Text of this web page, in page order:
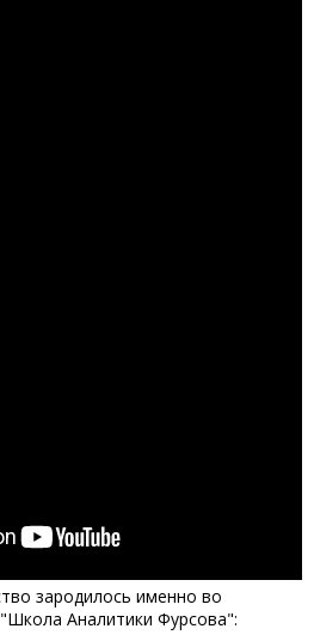
зародилось именно во
Аналитики Фурсова":